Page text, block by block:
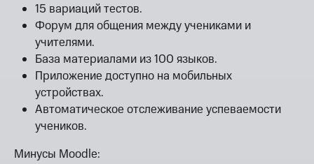
15 вариаций тестов.
Форум для общения между учениками и
учителями.
База материалами из 100 языков.
Приложение доступно на мобильных
устройствах.
Автоматическое отслеживание успеваемости
учеников.
Минусы Moodle: